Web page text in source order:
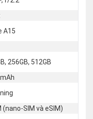
A15
256GB, 512GB
(nano‑SIM và eSIM)